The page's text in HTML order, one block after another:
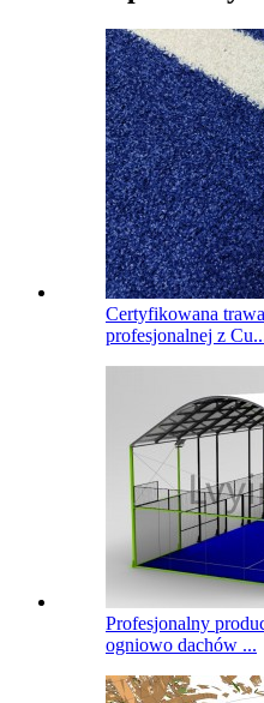
Certyfikowana
profesjonalnej z
Profesjonalny
ogniowo dachów ...